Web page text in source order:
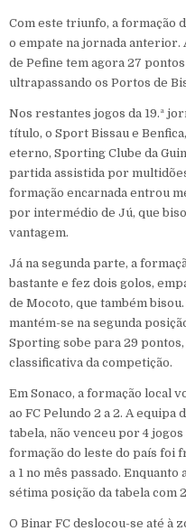
Com este triunfo, a formação
o empate na jornada anterior.
de Pefine tem agora 27
ultrapassando os Portos de
Nos restantes jogos da 19.ª
título, o Sport Bissau e
eterno, Sporting Clube da
partida assistida por
formação encarnada entrou
por intermédio de Jú, que
vantagem.
Já na segunda parte, a
bastante e fez dois golos,
de Mocoto, que também
mantém-se na segunda
Sporting sobe para 29
classificativa da competição.
Em Sonaco, a formação local
ao FC Pelundo 2 a 2. A equipa
tabela, não venceu por 4
formação do leste do país foi
a 1 no mês passado.
sétima posição da tabela com
O Binar FC deslocou-se até à